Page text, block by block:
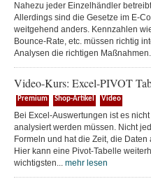
Nahezu jeder Einzelhändler
Allerdings sind die Gesetze im E-
weitgehend anders. Kennzahlen
Bounce-Rate, etc. müssen richtig
Analysen die richtigen
Video-Kurs: Excel-PIVOT
Premium Shop-Artikel Video
Bei Excel-Auswertungen ist es
analysiert werden müssen. Nicht
Formeln und hat die Zeit, die
Hier kann eine Pivot-Tabelle
wichtigsten... mehr lesen